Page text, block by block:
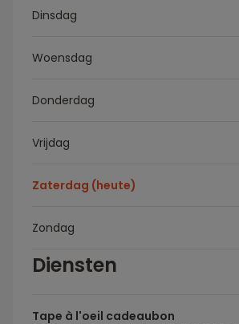
Dinsdag
Woensdag
Donderdag
Vrijdag
Zaterdag (heute)
Zondag
Diensten
Tape à l'oeil cadeaubon